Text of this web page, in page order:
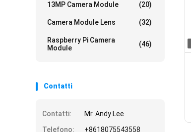
13MP Camera Module (20)
Camera Module Lens (32)
Raspberry Pi Camera
Module
(46)
Contatti
Contatti:
Mr. Andy Lee
Telefono:
+8618075543558